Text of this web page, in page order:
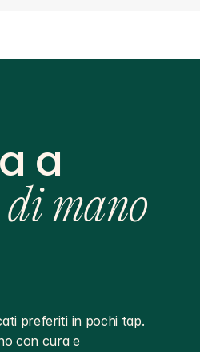
a
di mano
preferiti in pochi tap.
con cura e